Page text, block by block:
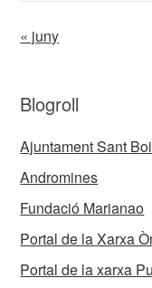
« juny
Blogroll
Ajuntament Sant Boi
Andromines
Fundació Marianao
Portal de la Xarxa
Portal de la xarxa